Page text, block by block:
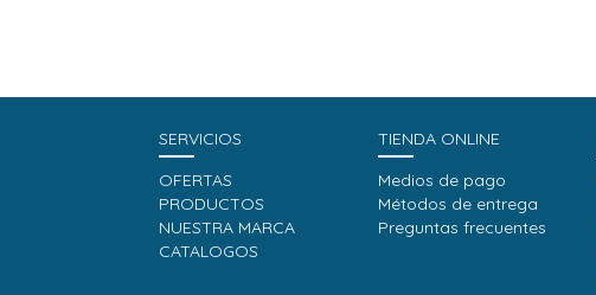
SERVICIOS
OFERTAS
PRODUCTOS
NUESTRA MARCA
CATALOGOS
TIENDA ONLINE
Medios de pago
Métodos de entrega
Preguntas frecuentes